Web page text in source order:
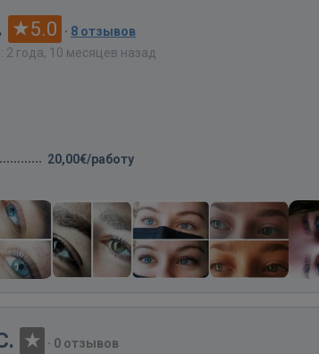
5.0 · 8 отзывов
2 года, 10 месяцев назад
20,00€/работу
· 0 отзывов